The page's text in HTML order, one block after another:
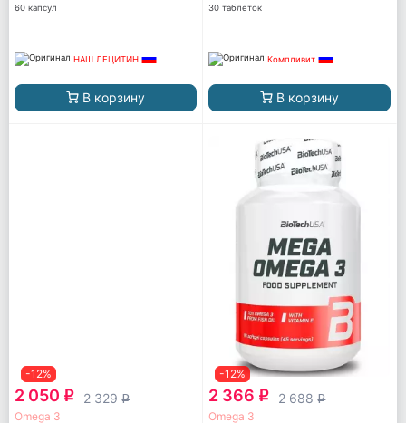
60 капсул
НАШ ЛЕЦИТИН
В корзину
30 таблеток
Компливит
В корзину
-12%
2 050 q 2 329q
Omega 3
-12%
2 366 q 2 688q
Omega 3